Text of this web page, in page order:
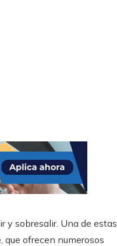
y sobresalir. Una de estas
ofrecen numerosos